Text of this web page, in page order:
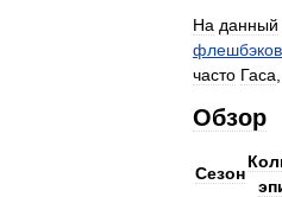
На данный
флешбэков
часто Гаса
Обзор
Сезон